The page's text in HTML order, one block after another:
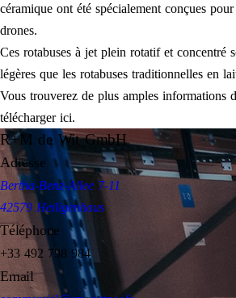
céramique ont été spécialement conçues
drones.
Ces rotabuses à jet plein rotatif et concentré
légères que les rotabuses traditionnelles en
Vous trouverez de plus amples informations
télécharger ici.
R+M de Wit GmbH
Adresse
Bertha-Benz-Allee 7-11
42579 Heiligenhaus
Téléphone
+33 492 798 984
Email